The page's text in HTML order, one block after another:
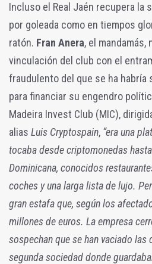
Incluso el Real Jaén recupera la
por goleada como en tiempos
ratón. Fran Anera, el mandamás,
vinculación del club con el
fraudulento del que se ha habría
para financiar su engendro
Madeira Invest Club (MIC),
alias Luis Cryptospain, “era una
tocaba desde criptomonedas
Dominicana, conocidos
coches y una larga lista de lujo.
gran estafa que, según los
millones de euros. La empresa
sospechan que se han vaciado las
segunda sociedad donde